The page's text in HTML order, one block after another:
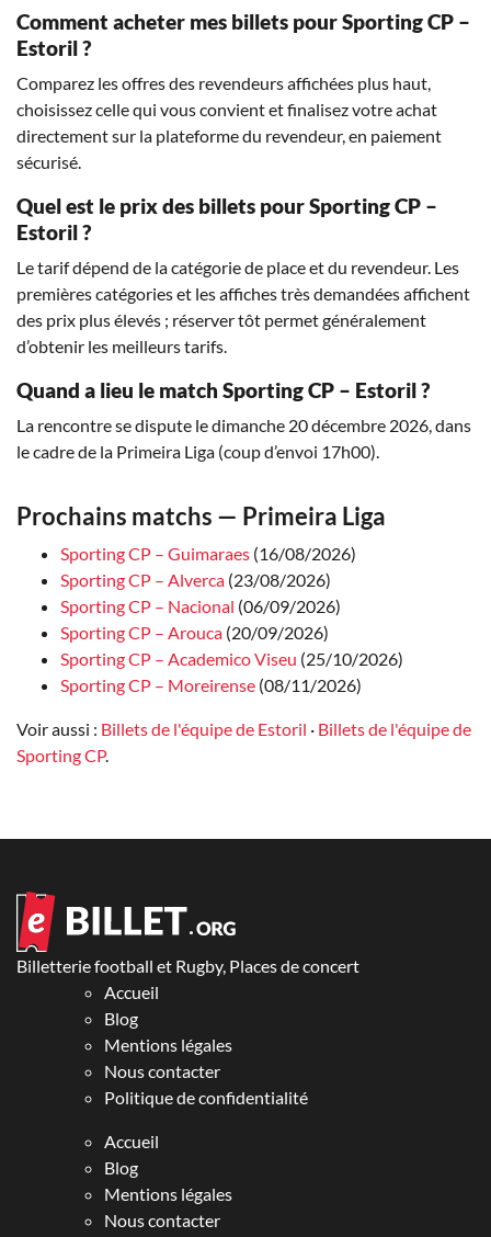
Comment acheter mes billets pour Sporting CP –
Estoril ?
Comparez les offres des revendeurs affichées plus haut,
choisissez celle qui vous convient et finalisez votre achat
directement sur la plateforme du revendeur, en paiement
sécurisé.
Quel est le prix des billets pour Sporting CP –
Estoril ?
Le tarif dépend de la catégorie de place et du revendeur. Les
premières catégories et les affiches très demandées affichent
des prix plus élevés ; réserver tôt permet généralement
d’obtenir les meilleurs tarifs.
Quand a lieu le match Sporting CP – Estoril ?
La rencontre se dispute le dimanche 20 décembre 2026, dans
le cadre de la Primeira Liga (coup d’envoi 17h00).
Prochains matchs — Primeira Liga
Sporting CP – Guimaraes (16/08/2026)
Sporting CP – Alverca (23/08/2026)
Sporting CP – Nacional (06/09/2026)
Sporting CP – Arouca (20/09/2026)
Sporting CP – Academico Viseu (25/10/2026)
Sporting CP – Moreirense (08/11/2026)
Voir aussi : Billets de l'équipe de Estoril · Billets de l'équipe de
Sporting CP.
Billetterie football et Rugby, Places de concert
Accueil
Blog
Mentions légales
Nous contacter
Politique de confidentialité
Accueil
Blog
Mentions légales
Nous contacter